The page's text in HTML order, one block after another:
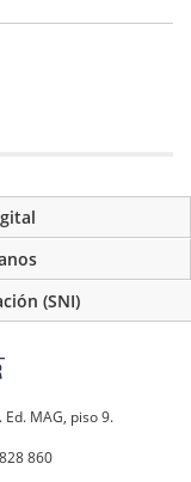
(SNI)
MAG, piso 9.
860